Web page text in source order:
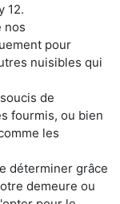
12.
nos
pour
nuisibles qui
de
fourmis, ou bien
les
déterminer grâce
demeure ou